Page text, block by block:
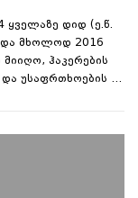
დიდ (ე.წ.
და მხოლოდ 2016
ჰაკერების
და უსაფრთხოების …